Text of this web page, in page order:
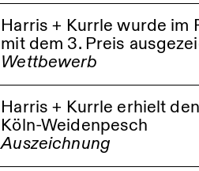
Fertigstellung des Neubaus der
Harris + Kurrle wurde im
mit dem 3. Preis
Wettbewerb
Harris + Kurrle erhielt
Köln-Weidenpesch
Auszeichnung